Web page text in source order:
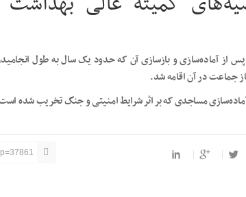
از آماده‌سازی و بازسازی آن که حدود یک سال به طول
جماعت در آن اقامه شد.
مساجدی که بر اثر شرایط امنیتی و جنگ تخریب شده